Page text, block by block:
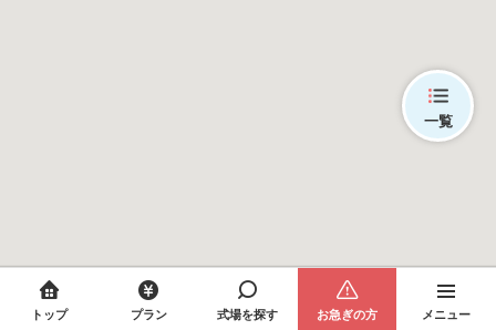
一覧
トップ プラン 式場を探す お急ぎの方 メニュー